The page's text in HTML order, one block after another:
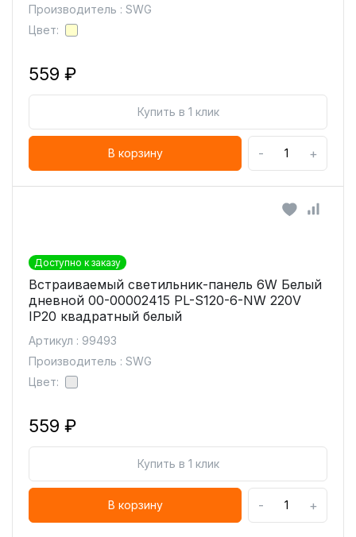
Производитель : SWG
Цвет:
559 ₽
Купить в 1 клик
В корзину - +
Доступно к заказу
Встраиваемый светильник-панель 6W Белый
дневной 00-00002415 PL-S120-6-NW 220V
IP20 квадратный белый
Артикул : 99493
Производитель : SWG
Цвет:
559 ₽
Купить в 1 клик
В корзину - +